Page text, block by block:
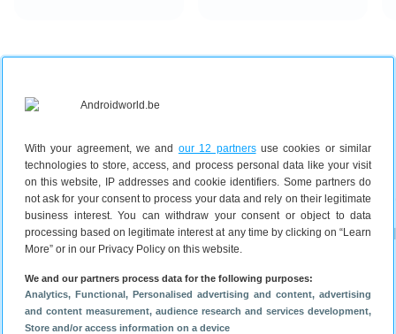
With your agreement, we and our 12 partnersuse cookies or similar
technologies to store, access, and process personal data like your visit
on this website, IP addresses and cookie identifiers. Some partners do
not ask for your consent to process your data and rely on their legitimate
business interest. You can withdraw your consent or object to data
processing based on legitimate interest at any time by clicking on “Learn
More” or in our Privacy Policy on this website.
We and our partners process data for the following purposes:
Analytics, Functional, Personalised advertising and content, advertising
and content measurement, audience research and services development,
Store and/or access information on a device
OPPO Reno 14 review: wie maakt
nou de foto?
OPPO Reno